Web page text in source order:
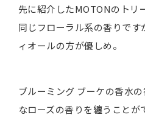
先に紹介したMOTONのトリ
同じフローラル系の香りで
ィオールの方が優しめ。
ブルーミング ブーケの香水
なローズの香りを纏うことが